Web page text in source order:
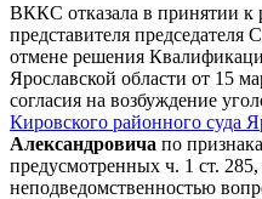
ВККС отказала в принятии к
представителя
отмене решения
Ярославской области от 15
согласия на возбуждение
Кировского районного суда
Александровича по
предусмотренных ч. 1 ст.
неподведомственностью